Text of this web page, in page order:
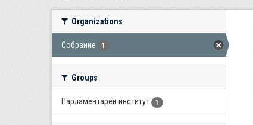
Organizations
Собрание 1
Groups
Парламентарен институт 1